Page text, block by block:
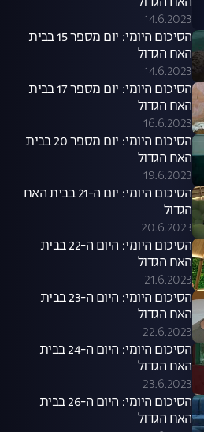
14.6.2023
הסיכום היומי: יום מספר 15 בבית
האח הגדול
14.6.2023
הסיכום היומי: יום מספר 17 בבית
האח הגדול
16.6.2023
הסיכום היומי: יום מספר 20 בבית
האח הגדול
19.6.2023
הסיכום היומי: יום ה-21 בבית האח
הגדול
20.6.2023
הסיכום היומי: היום ה-22 בבית
האח הגדול
21.6.2023
הסיכום היומי: היום ה-23 בבית
האח הגדול
22.6.2023
הסיכום היומי: היום ה-24 בבית
האח הגדול
23.6.2023
הסיכום היומי: היום ה-26 בבית
האח הגדול